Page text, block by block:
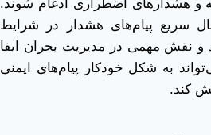
و هشدارهای اضطراری ادغام شوند.
سریع پیام‌های هشدار در شرایط
و نقش مهمی در مدیریت بحران ایفا
به شکل خودکار پیام‌های ایمنی
کند.